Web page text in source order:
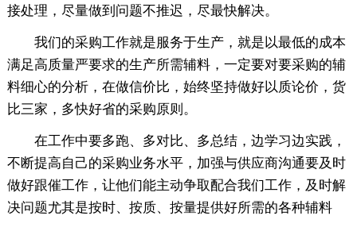
接处理，尽量做到问题不推迟，尽最快解决。
我们的采购工作就是服务于生产，就是以最低的成本
满足高质量严要求的生产所需辅料，一定要对要采购的辅
料细心的分析，在做信价比，始终坚持做好以质论价，货
比三家，多快好省的采购原则。
在工作中要多跑、多对比、多总结，边学习边实践，
不断提高自己的采购业务水平，加强与供应商沟通要及时
做好跟催工作，让他们能主动争取配合我们工作，及时解
决问题尤其是按时、按质、按量提供好所需的各种辅料